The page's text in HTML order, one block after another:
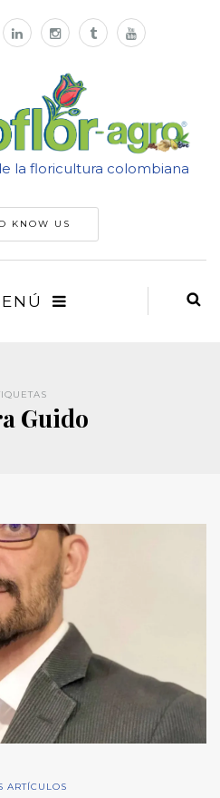
la floricultura colombiana
KNOW US
Guido
ARTÍCULOS